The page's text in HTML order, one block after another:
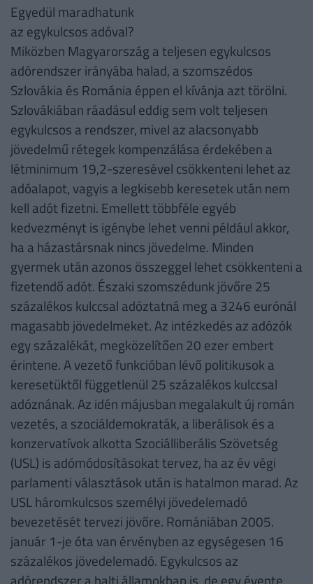
Egyedül maradhatunk
az egykulcsos adóval?
Miközben Magyarország a teljesen egykulcsos
adórendszer irányába halad, a szomszédos
Szlovákia és Románia éppen el kívánja azt törölni.
Szlovákiában ráadásul eddig sem volt teljesen
egykulcsos a rendszer, mivel az alacsonyabb
jövedelmű rétegek kompenzálása érdekében a
létminimum 19,2-szeresével csökkenteni lehet az
adóalapot, vagyis a legkisebb keresetek után nem
kell adót fizetni. Emellett többféle egyéb
kedvezményt is igénybe lehet venni például akkor,
ha a házastársnak nincs jövedelme. Minden
gyermek után azonos összeggel lehet csökkenteni a
fizetendő adót. Északi szomszédunk jövőre 25
százalékos kulccsal adóztatná meg a 3246 eurónál
magasabb jövedelmeket. Az intézkedés az adózók
egy százalékát, megközelítően 20 ezer embert
érintene. A vezető funkcióban lévő politikusok a
keresetüktől függetlenül 25 százalékos kulccsal
adóznának. Az idén májusban megalakult új román
vezetés, a szociáldemokraták, a liberálisok és a
konzervatívok alkotta Szociálliberális Szövetség
(USL) is adómódosításokat tervez, ha az év végi
parlamenti választások után is hatalmon marad. Az
USL háromkulcsos személyi jövedelemadó
bevezetését tervezi jövőre. Romániában 2005.
január 1-je óta van érvényben az egységesen 16
százalékos jövedelemadó. Egykulcsos az